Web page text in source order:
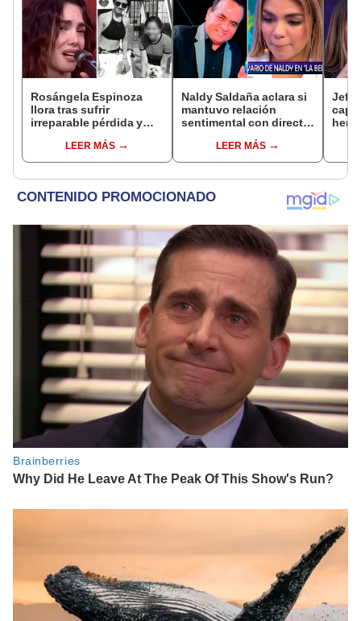
Rosángela Espinoza
llora tras sufrir
irreparable pérdida y
mensaje: "Descansa en
paz, mi bebé"
LEER MÁS
Naldy Saldaña aclara si
mantuvo relación
sentimental con director
denunciarlo por
tocamientos: “Me
LEER MÁS